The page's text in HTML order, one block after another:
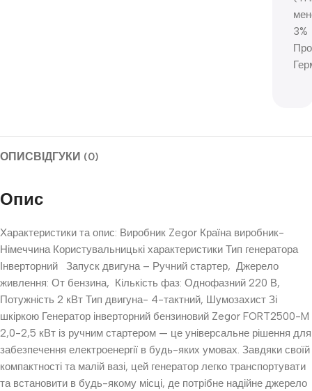
3%
ОПИСВІДГУКИ (0)
Опис
Характеристики та опис: Виробник Zegor Країна виробник-
Німеччина Користувальницькі характеристики Тип генератора
Інверторний Запуск двигуна – Ручний стартер, Джерело
живлення: От бензина, Кількість фаз: Однофазний 220 В,
Потужність 2 кВт Тип двигуна- 4-тактний, Шумозахист Зі
шкіркою Генератор інверторний бензиновий Zegor FORT2500-M
2,0-2,5 кВт із ручним стартером — це універсальне рішення для
забезпечення електроенергії в будь-яких умовах. Завдяки своїй
компактності та малій вазі, цей генератор легко транспортувати
та встановити в будь-якому місці, де потрібне надійне джерело